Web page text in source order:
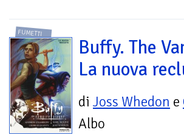
FUMETTI
Buffy. The
La nuova
di Joss Whedon e
Albo